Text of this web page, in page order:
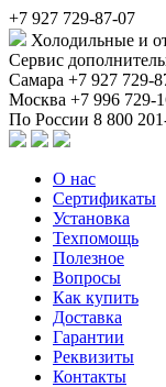
+7 927 729-87-07
Холодильные и
Сервис
Самара +7 927 729-
Москва +7 996 729-
По России 8 800
О нас
Сертификаты
Установка
Техпомощь
Полезное
Вопросы
Как купить
Доставка
Гарантии
Реквизиты
Контакты